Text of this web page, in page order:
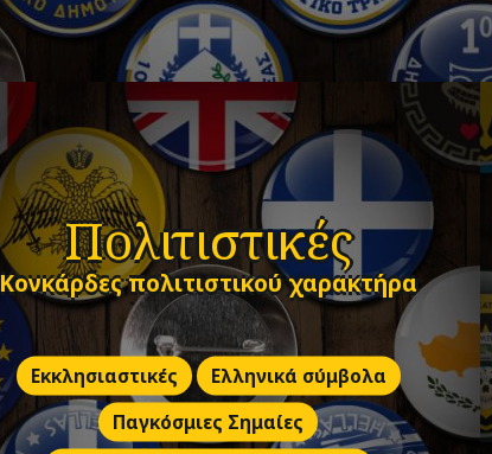
Πολιτιστικές
Κονκάρδες πολιτιστικού χαρακτήρα
Εκκλησιαστικές
Ελληνικά σύμβολα
Παγκόσμιες Σημαίες